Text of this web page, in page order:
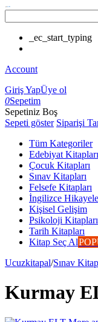
_ec_start_typing
Account
Giriş YapÜye ol
0Sepetim
Sepetiniz Boş
Sepeti göster Siparişi
Tüm Kategoriler
Edebiyat Kitapları
Çocuk Kitapları
Sınav Kitapları
Felsefe Kitapları
İngilizce
Kişisel Gelişim
Psikoloji Kitapları
Tarih Kitapları
Kitap Seç Al
Ucuzkitapal/Sınav
Kurmay